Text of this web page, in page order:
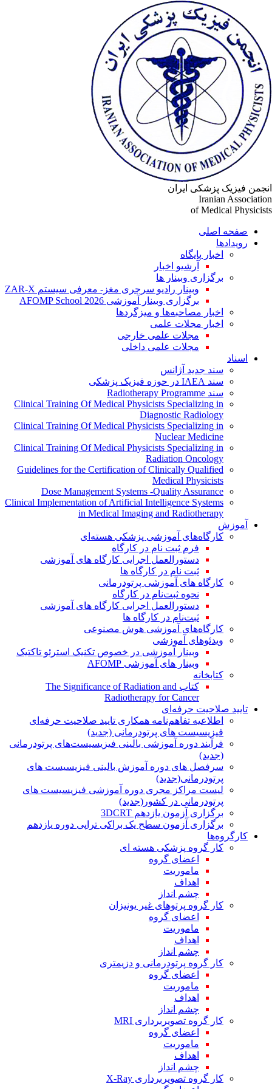
فیزیک پزشکی ایران
Iranian
of Medical
صفحه اصلی
رویدادها
اخبار پایگاه
آرشیو اخبار
برگزاری وبینار ها
وبینار رادیو سرجری مغز- معرفی سیستم ZAR-X
برگزاری وبینار آموزشی AFOMP School 2026
اخبار مصاحبه‌ها و میزگردها
اخبار مجلات علمی
مجلات علمی خارجی
مجلات علمی داخلی
اسناد
سند جدید آژانس
سند IAEA در حوزه فیزیک پزشکی
سند Radiotherapy Programme
Clinical Training Of Medical Physicists Specializing in
Diagnostic Radiology
Clinical Training Of Medical Physicists Specializing in
Nuclear Medicine
Clinical Training Of Medical Physicists Specializing in
Radiation Oncology
Guidelines for the Certification of Clinically Qualified
Medical Physicists
Dose Management Systems -Quality Assurance
Clinical Implementation of Artificial Intelligence Systems
in Medical Imaging and Radiotherapy
آموزش
کارگاه‌های آموزشی پزشکی هسته‌ای
فرم ثبت نام در کارگاه
دستورالعمل اجرایی کارگاه های آموزشی
ثبت نام در کارگاه ها
کارگاه های آموزشی پرتودرمانی
نحوه ثبت‌نام در کارگاه
دستورالعمل اجرایی کارگاه های آموزشی
ثبت‌نام در کارگاه ها
کارگاه‌های آموزشی هوش مصنوعی
ویدئوهای آموزشی
وبینار آموزشی در خصوص تکنیک استرئو تاکتیک
وبینار های آموزشی AFOMP
کتابخانه
کتاب The Significance of Radiation and
Radiotherapy for Cancer
تایید صلاحیت حرفه‌ای
اطلاعیه تفاهم‌نامه همکاری تایید صلاحیت حرفه‌ای
فیزیسیست های پرتودرمانی (جدید)
فرآیند دوره آموزشی بالینی فیزیسیست‌های پرتودرمانی
(جدید)
سرفصل های دوره آموزش بالینی فیزیسیست های
پرتودرمانی(جدید)
لیست مراکز مجری دوره آموزشی فیزیسیست های
پرتودرمانی در کشور(جدید)
برگزاری آزمون یازدهم 3DCRT
برگزاری آزمون سطح یک براکی تراپی دوره یازدهم
کارگروه‌ها
کار گروه پزشکی هسته ای
اعضای گروه
ماموریت
اهداف
چشم انداز
کار گروه پرتوهای غیر یونیزان
اعضای گروه
ماموریت
اهداف
چشم انداز
کار گروه پرتودرمانی و دزیمتری
اعضای گروه
ماموریت
اهداف
چشم انداز
کار گروه تصویربرداری MRI
اعضای گروه
ماموریت
اهداف
چشم انداز
کار گروه تصویربرداری X-Ray